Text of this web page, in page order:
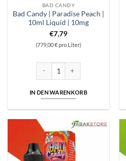
BAD CANDY
Bad Candy | Paradise Peach |
10ml Liquid | 10mg
€7,79
(779,00 € pro Liter)
IN DEN WARENKORB